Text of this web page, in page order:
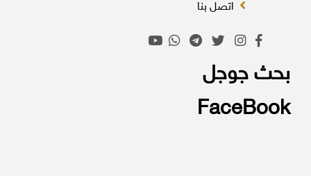
اتصل بنا
بحث جوجل
FaceBook